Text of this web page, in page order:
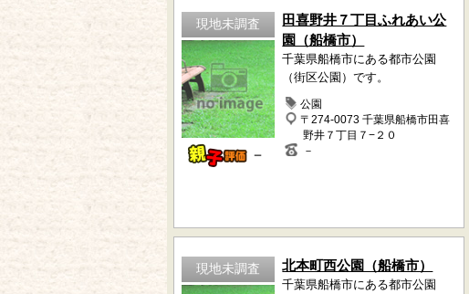
現地未調査
－
田喜野井７丁目ふれあい公
園（船橋市）
千葉県船橋市にある都市公園
（街区公園）です。
公園
〒274-0073 千葉県船橋市田喜
野井７丁目７−２０
－
現地未調査 北本町西公園（船橋市）
千葉県船橋市にある都市公園